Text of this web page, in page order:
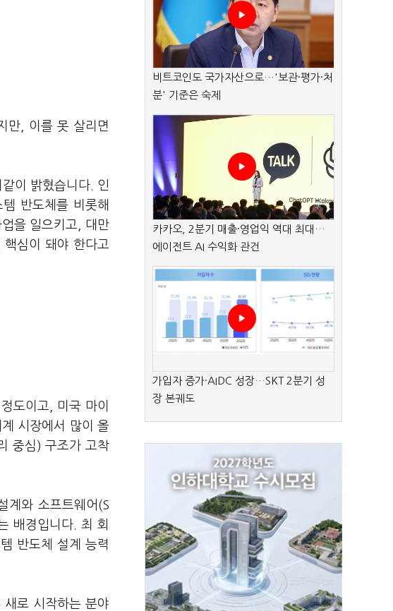
만, 이를 못 살리면
이 밝혔습니다. 인
반도체를 비롯해
을 일으키고, 대만
핵심이 돼야 한다고
도이고, 미국 마이
시장에서 많이 올
중심) 구조가 고착
계와 소프트웨어(S
배경입니다. 최 회
반도체 설계 능력
로 시작하는 분야
비트코인도 국가자산으로…'보관·평가·처
분' 기준은 숙제
카카오, 2분기 매출·영업익 역대 최대…
에이전트 AI 수익화 관건
가입자 증가·AIDC 성장…SKT 2분기 성
장 본궤도